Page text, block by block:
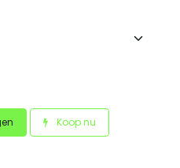
Koop nu